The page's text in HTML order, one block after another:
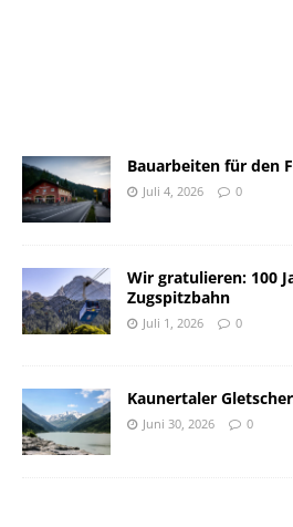
Bauarbeiten für den
Juli 4, 2026 0
Wir gratulieren: 100
Zugspitzbahn
Juli 1, 2026 0
Kaunertaler
Juni 30, 2026 0